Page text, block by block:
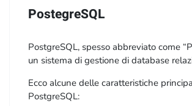
PostegreSQL
PostgreSQL, spesso abbreviato come
un sistema di gestione di database
di gestione dei dati che offre funzionalità
per la gestione, l’archiviazione e
Ecco alcune delle caratteristiche
PostgreSQL: